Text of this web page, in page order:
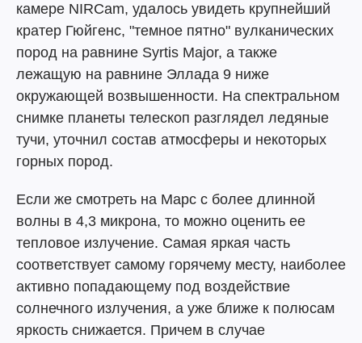
камере NIRCam, удалось увидеть крупнейший
кратер Гюйгенс, "темное пятно" вулканических
пород на равнине Syrtis Major, а также
лежащую на равнине Эллада 9 ниже
окружающей возвышенности. На спектральном
снимке планеты телескоп разглядел ледяные
тучи, уточнил состав атмосферы и некоторых
горных пород.
Если же смотреть на Марс с более длинной
волны в 4,3 микрона, то можно оценить ее
тепловое излучение. Самая яркая часть
соответствует самому горячему месту, наиболее
активно попадающему под воздействие
солнечного излучения, а уже ближе к полюсам
яркость снижается. Причем в случае